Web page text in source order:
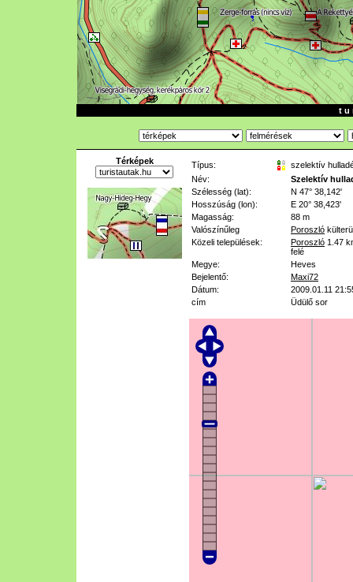
t u
Térképek Típus:
szelektív
Név:
Szelektív
Szélesség (lat):
N 47° 38,142'
Hosszúság (lon):
E 20° 38,423'
Magasság:
88 m
Valószínűleg
Poroszló
Közeli települések:
Poroszló 1.47
felé
Megye:
Heves
Bejelentő:
Maxi72
Dátum:
2009.01.11
cím
Üdülő sor